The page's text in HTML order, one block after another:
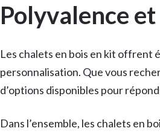
Polyvalence
Les chalets en bois en kit offrent
personnalisation. Que vous
d’options disponibles pour
Dans l’ensemble, les chalets en